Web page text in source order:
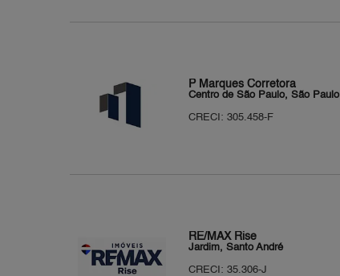
P Marques Corretora
Centro de São Paulo, São Paulo
CRECI: 305.458-F
RE/MAX Rise
Jardim, Santo André
CRECI: 35.306-J